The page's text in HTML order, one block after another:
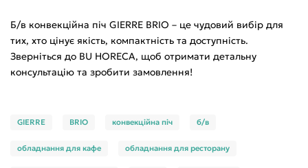
Б/в конвекційна піч GIERRE BRIO – це чудовий вибір для
тих, хто цінує якість, компактність та доступність.
Зверніться до BU HORECA, щоб отримати детальну
консультацію та зробити замовлення!
GIERRE BRIO конвекційна піч б/в
обладнання для кафе обладнання для ресторану